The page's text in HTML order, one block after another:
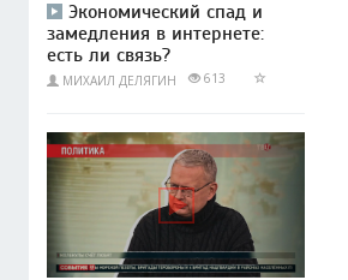
Экономический спад и
замедления в интернете:
есть ли связь?
МИХАИЛ ДЕЛЯГИН 613